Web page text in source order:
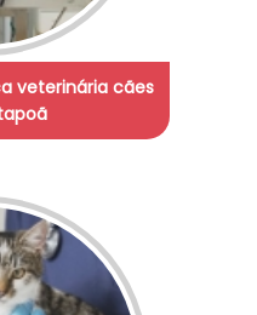
veterinária cães